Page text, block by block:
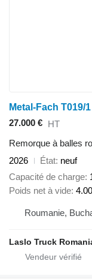
Metal-Fach T019/
27.000 € HT
Remorque à balles
2026
État neuf
Capacité de charge
Poids net à vide
Roumanie,
Laslo Truck